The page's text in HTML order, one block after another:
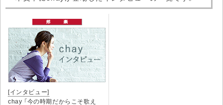
[インタビュー]
chay 「今の時期だからこそ歌え